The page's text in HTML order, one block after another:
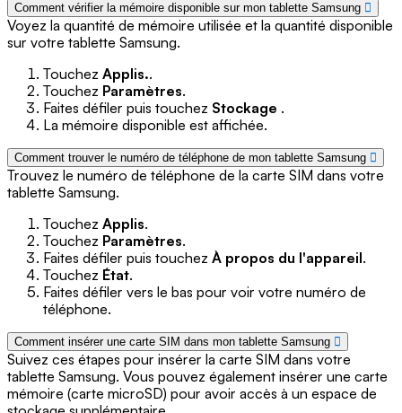
Comment vérifier la mémoire disponible sur mon tablette Samsung
Voyez la quantité de mémoire utilisée et la quantité disponible
sur votre tablette Samsung.
Touchez Applis..
Touchez Paramètres.
Faites défiler puis touchez Stockage .
La mémoire disponible est affichée.
Comment trouver le numéro de téléphone de mon tablette Samsung
Trouvez le numéro de téléphone de la carte SIM dans votre
tablette Samsung.
Touchez Applis.
Touchez Paramètres.
Faites défiler puis touchez À propos du l'appareil.
Touchez État.
Faites défiler vers le bas pour voir votre numéro de
téléphone.
Comment insérer une carte SIM dans mon tablette Samsung
Suivez ces étapes pour insérer la carte SIM dans votre
tablette Samsung. Vous pouvez également insérer une carte
mémoire (carte microSD) pour avoir accès à un espace de